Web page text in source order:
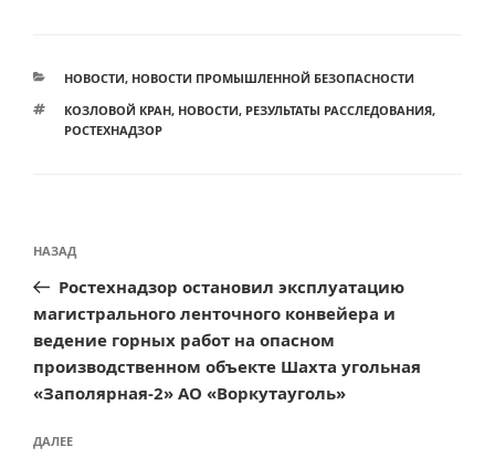
РУБРИКИ
НОВОСТИ, НОВОСТИ ПРОМЫШЛЕННОЙ БЕЗОПАСНОСТИ
МЕТКИ
КОЗЛОВОЙ КРАН, НОВОСТИ, РЕЗУЛЬТАТЫ РАССЛЕДОВАНИЯ,
РОСТЕХНАДЗОР
Навигация
записям
Предыдущая
запись:
НАЗАД
Ростехнадзор остановил эксплуатацию
магистрального ленточного конвейера и
ведение горных работ на опасном
производственном объекте Шахта угольная
«Заполярная-2» АО «Воркутауголь»
Следующая
ДАЛЕЕ